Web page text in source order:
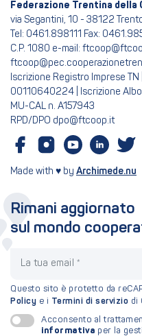
Federazione Trentina della
via Segantini, 10 - 38122
Tel: 0461.898111 Fax:
C.P. 1080 e-mail:
Iscrizione Registro Imprese TN
00110640224 | Iscrizione
MU-CAL n. A157943
RPD/DPO dpo@ftcoop.it
Made with ♥ by Archimede.nu
Rimani aggiornato
sul mondo
Questo sito è protetto da
Policy e i Termini di servizio di
Acconsento al
informativa per la